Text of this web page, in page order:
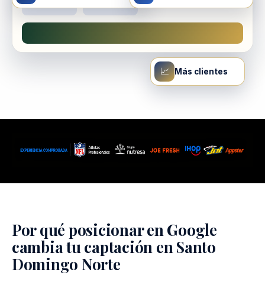
📈 Más clientes
Por qué posicionar en Google
cambia tu captación en Santo
Domingo Norte